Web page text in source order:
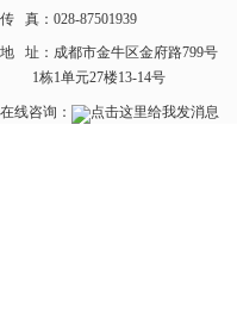
传 真：028-87501939
地 址： 成都市金牛区金府路799号
1栋1单元27楼13-14号
在线咨询：